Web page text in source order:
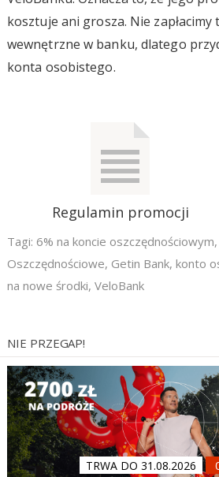
kosztuje ani grosza. Nie zapłacimy
wewnętrzne w banku, dlatego
konta osobistego.
Regulamin promocji
Tagi: 6% na koncie oszczędnościowym,
Oszczędnościowe, Getin Bank, konto
na nowe środki, VeloBank
NIE PRZEGAP!
TRWA DO 31.08.2026